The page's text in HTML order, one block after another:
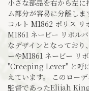
小さな部品を右から左
ム部分が容易に分離しま
コルト M1862 ポリス リ
M1861 ネービー リボル
なデザインとなってお
ーやM1861 ネービー リ
"Creeping Lever" と呼
えています。 このロー
監督であったElijah King